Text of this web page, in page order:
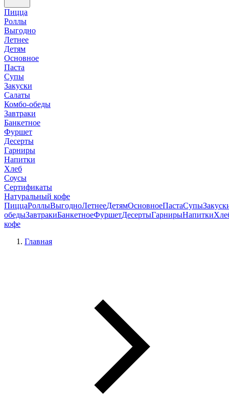
Пицца
Роллы
Выгодно
Летнее
Детям
Основное
Паста
Супы
Закуски
Салаты
Комбо-обеды
Завтраки
Банкетное
Фуршет
Десерты
Гарниры
Напитки
Хлеб
Соусы
Сертификаты
Натуральный кофе
ПиццаРоллыВыгодноЛетнееДетямОсновноеПастаСупы
обедыЗавтракиБанкетноеФуршетДесертыГарнирыНапитки
кофе
Главная